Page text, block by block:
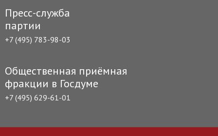
Пресс-служба
партии
+7 (495) 783-98-03
Общественная приёмная
фракции в Госдуме
+7 (495) 629-61-01